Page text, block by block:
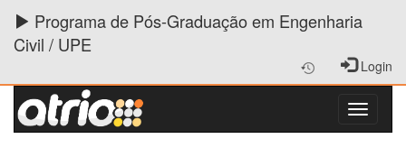
Programa de Pós-Graduação em Engenharia
Civil / UPE
Login